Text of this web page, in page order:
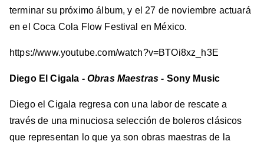
terminar su próximo álbum, y el 27 de noviembre actuará
en el Coca Cola Flow Festival en México.
https://www.youtube.com/watch?v=BTOi8xz_h3E
Diego El Cigala - Obras Maestras - Sony Music
Diego el Cigala regresa con una labor de rescate a
través de una minuciosa selección de boleros clásicos
que representan lo que ya son obras maestras de la